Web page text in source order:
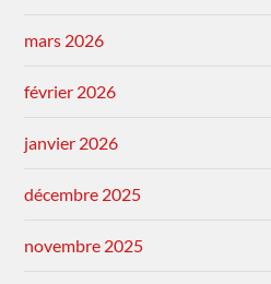
mars 2026
février 2026
janvier 2026
décembre 2025
novembre 2025